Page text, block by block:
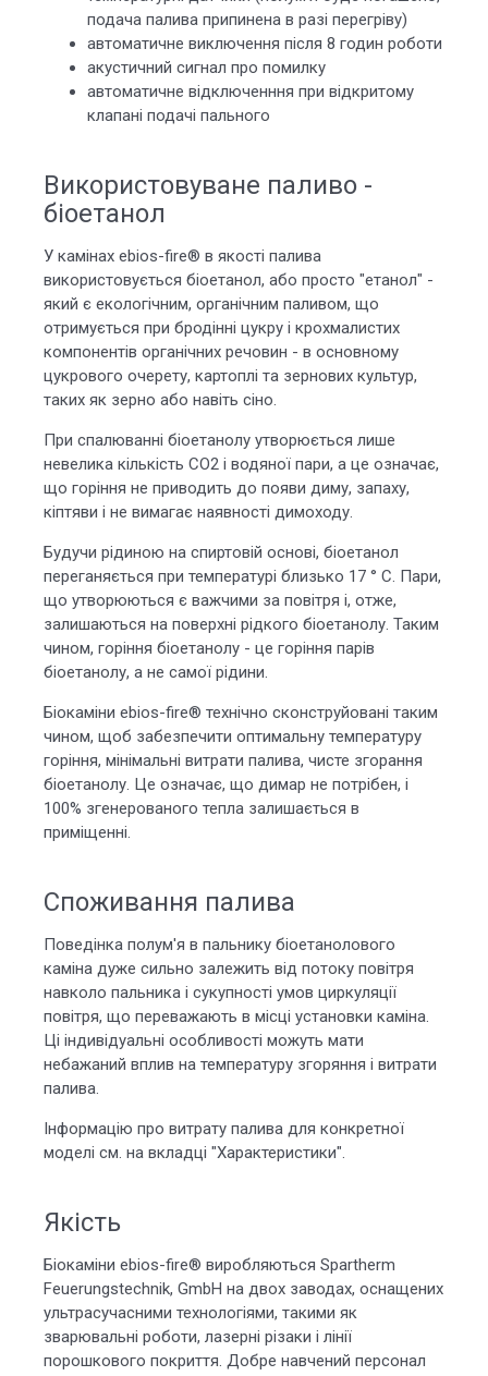
подача палива припинена в разі перегріву)
автоматичне виключення після 8 годин роботи
акустичний сигнал про помилку
автоматичне відключенння при відкритому
клапані подачі пального
Використовуване паливо -
біоетанол
У камінах ebios-fire® в якості палива
використовується біоетанол, або просто "етанол" -
який є екологічним, органічним паливом, що
отримується при бродінні цукру і крохмалистих
компонентів органічних речовин - в основному
цукрового очерету, картоплі та зернових культур,
таких як зерно або навіть сіно.
При спалюванні біоетанолу утворюється лише
невелика кількість СО2 і водяної пари, а це означає,
що горіння не приводить до появи диму, запаху,
кіптяви і не вимагає наявності димоходу.
Будучи рідиною на спиртовій основі, біоетанол
переганяється при температурі близько 17 ° C. Пари,
що утворюються є важчими за повітря і, отже,
залишаються на поверхні рідкого біоетанолу. Таким
чином, горіння біоетанолу - це горіння парів
біоетанолу, а не самої рідини.
Біокаміни ebios-fire® технічно сконструйовані таким
чином, щоб забезпечити оптимальну температуру
горіння, мінімальні витрати палива, чисте згорання
біоетанолу. Це означає, що димар не потрібен, і
100% згенерованого тепла залишається в
приміщенні.
Споживання палива
Поведінка полум'я в пальнику біоетанолового
каміна дуже сильно залежить від потоку повітря
навколо пальника і сукупності умов циркуляції
повітря, що переважають в місці установки каміна.
Ці індивідуальні особливості можуть мати
небажаний вплив на температуру згоряння і витрати
палива.
Інформацію про витрату палива для конкретної
моделі см. на вкладці "Характеристики".
Якість
Біокаміни ebios-fire® виробляються Spartherm
Feuerungstechnik, GmbH на двох заводах, оснащених
ультрасучасними технологіями, такими як
зварювальні роботи, лазерні різаки і лінії
порошкового покриття. Добре навчений персонал